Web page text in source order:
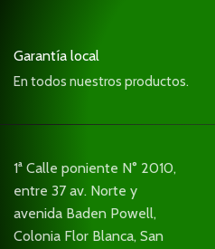
Garantía local
En todos nuestros productos.
1ª Calle poniente N° 2010,
entre 37 av. Norte y
avenida Baden Powell,
Colonia Flor Blanca, San